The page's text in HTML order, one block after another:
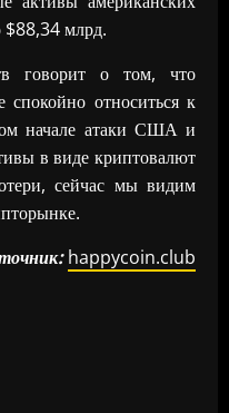
$88,34 млрд.
говорит о том, что
спокойно относиться к
начале атаки США и
в виде криптовалют
сейчас мы видим
happycoin.club